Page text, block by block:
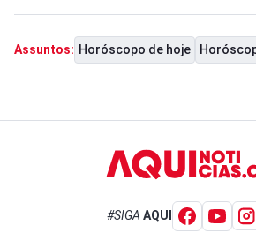
Assuntos: Horóscopo de hoje
#SIGA AQUI